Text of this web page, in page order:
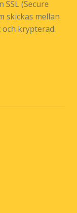
SSL (Secure
skickas mellan
krypterad.